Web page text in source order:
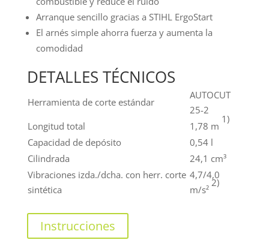
Arranque sencillo gracias a STIHL ErgoStart
El arnés simple ahorra fuerza y aumenta la
comodidad
DETALLES TÉCNICOS
Herramienta de corte estándar
AUTOCUT
25-2
Longitud total
1,78 m
1)
Capacidad de depósito
0,54 l
Cilindrada
24,1 cm³
Vibraciones izda./dcha. con herr. corte
sintética
4,7/4,0
m/s²
2)
Instrucciones